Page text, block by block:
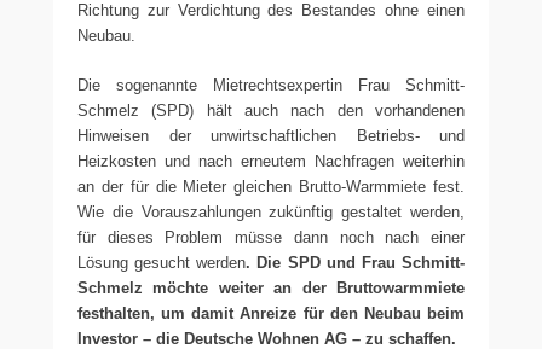
Richtung zur Verdichtung des Bestandes ohne einen
Neubau.
Die sogenannte Mietrechtsexpertin Frau Schmitt-
Schmelz (SPD) hält auch nach den vorhandenen
Hinweisen der unwirtschaftlichen Betriebs- und
Heizkosten und nach erneutem Nachfragen weiterhin
an der für die Mieter gleichen Brutto-Warmmiete fest.
Wie die Vorauszahlungen zukünftig gestaltet werden,
für dieses Problem müsse dann noch nach einer
Lösung gesucht werden. Die SPD und Frau Schmitt-
Schmelz möchte weiter an der Bruttowarmmiete
festhalten, um damit Anreize für den Neubau beim
Investor – die Deutsche Wohnen AG – zu schaffen.